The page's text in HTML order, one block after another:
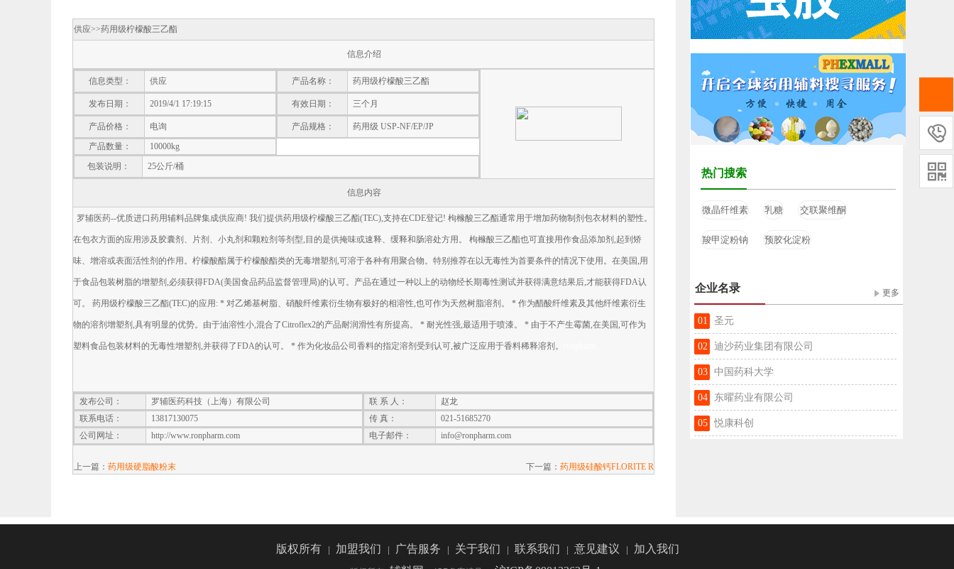
供应>>药用级柠檬酸三乙酯
信息介绍
信息类型： 供应 产品名称： 药用级柠檬酸三乙酯
发布日期： 2019/4/1 17:19:15 有效日期： 三个月
产品价格： 电询 产品规格：
药用级 USP-NF/EP/JP
产品数量：
10000kg
包装说明：
25公斤/桶
信息内容
罗辅医药--优质进口药用辅料品牌集成供应商! 我们提供药用级柠檬酸三乙酯(TEC),支持在CDE登记! 枸橼酸三乙酯通常用于增加药物制剂包衣材料的塑性。
在包衣方面的应用涉及胶囊剂、片剂、小丸剂和颗粒剂等剂型,目的是供掩味或速释、缓释和肠溶处方用。 枸橼酸三乙酯也可直接用作食品添加剂,起到矫
味、增溶或表面活性剂的作用。柠檬酸酯属于柠檬酸酯类的无毒增塑剂,可溶于各种有用聚合物。特别推荐在以无毒性为首要条件的情况下使用。在美国,用
于食品包装树脂的增塑剂,必须获得FDA(美国食品药品监督管理局)的认可。产品在通过一种以上的动物经长期毒性测试并获得满意结果后,才能获得FDA认
可。 药用级柠檬酸三乙酯(TEC)的应用: * 对乙烯基树脂、硝酸纤维素衍生物有极好的相溶性,也可作为天然树脂溶剂。 * 作为醋酸纤维素及其他纤维素衍生
物的溶剂增塑剂,具有明显的优势。由于油溶性小,混合了Citroflex2的产品耐润滑性有所提高。 * 耐光性强,最适用于喷漆。 * 由于不产生霉菌,在美国,可作为
塑料食品包装材料的无毒性增塑剂,并获得了FDA的认可。 * 作为化妆品公司香料的指定溶剂受到认可,被广泛应用于香料稀释溶剂。
发布公司： 罗辅医药科技（上海）有限公司 联 系 人：
赵龙
联系电话：
13817130075 传 真：
021-51685270
公司网址：
http://www.ronpharm.com 电子邮件： info@ronpharm.com
上一篇：药用级硬脂酸粉末 下一篇： 药用级硅酸钙FLORITE R
热门搜索
微晶纤维素 乳糖 交联聚维酮
羧甲淀粉钠 预胶化淀粉
企业名录 更多
01 圣元
02 迪沙药业集团有限公司
03 中国药科大学
04 东曜药业有限公司
05 悦康科创
版权所有 加盟我们 广告服务 关于我们 联系我们 意见建议 加入我们

